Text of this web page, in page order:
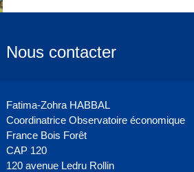
Nous contacter
Fatima-Zohra HABBAL
Coordinatrice Observatoire économique
France Bois Forêt
CAP 120
120 avenue Ledru Rollin